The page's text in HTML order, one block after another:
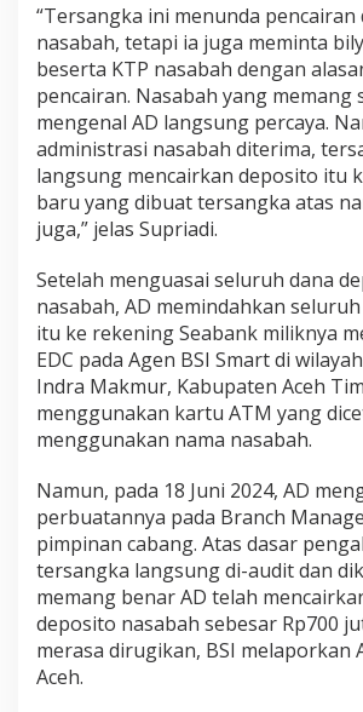
“Tersangka ini menunda pencairan
nasabah, tetapi ia juga meminta
beserta KTP nasabah dengan
pencairan. Nasabah yang memang
mengenal AD langsung percaya.
administrasi nasabah diterima,
langsung mencairkan deposito itu
baru yang dibuat tersangka atas
juga,” jelas Supriadi.
Setelah menguasai seluruh dana
nasabah, AD memindahkan
itu ke rekening Seabank miliknya
EDC pada Agen BSI Smart di
Indra Makmur, Kabupaten Aceh
menggunakan kartu ATM yang
menggunakan nama nasabah.
Namun, pada 18 Juni 2024, AD
perbuatannya pada Branch
pimpinan cabang. Atas dasar
tersangka langsung di-audit dan
memang benar AD telah
deposito nasabah sebesar Rp700
merasa dirugikan, BSI melaporkan
Aceh.